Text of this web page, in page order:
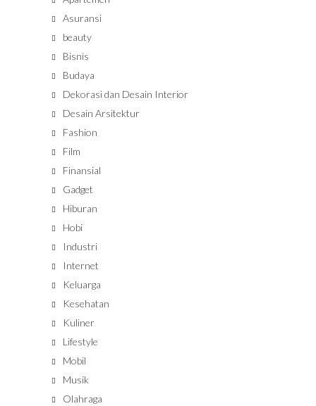
Asuransi
beauty
Bisnis
Budaya
Dekorasi dan Desain Interior
Desain Arsitektur
Fashion
Film
Finansial
Gadget
Hiburan
Hobi
Industri
Internet
Keluarga
Kesehatan
Kuliner
Lifestyle
Mobil
Musik
Olahraga